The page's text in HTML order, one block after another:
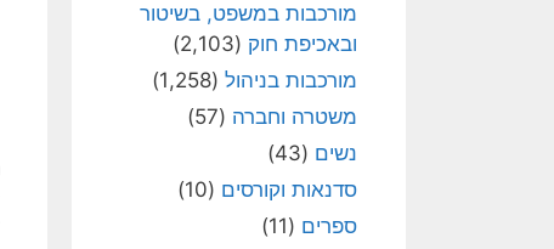
מורכבות במשפט, בשיטור
ובאכיפת חוק (2,103)
מורכבות בניהול (1,258)
משטרה וחברה (57)
נשים (43)
סדנאות וקורסים (10)
ספרים (11)